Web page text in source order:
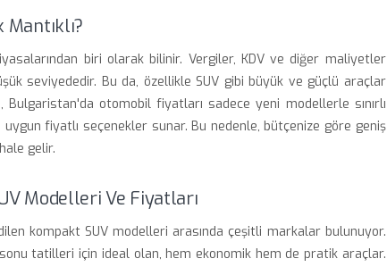
biri olarak bilinir. Vergiler, KDV ve diğer maliyetler
seviyededir. Bu da, özellikle SUV gibi büyük ve güçlü araçlar
otomobil fiyatları sadece yeni modellerle sınırlı
uygun fiyatlı seçenekler sunar. Bu nedenle, bütçenize göre geniş
gelir.
Modelleri Ve Fiyatları
kompakt SUV modelleri arasında çeşitli markalar bulunuyor.
tatilleri için ideal olan, hem ekonomik hem de pratik araçlar.